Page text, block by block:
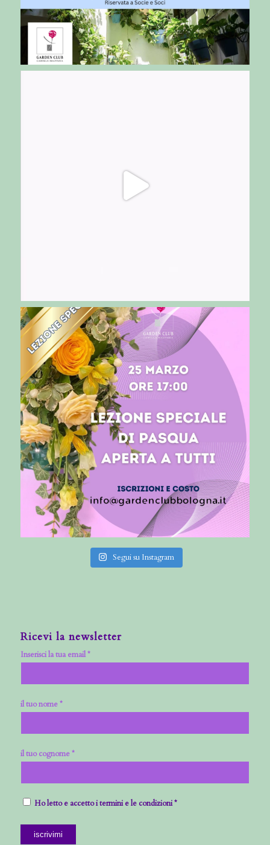
Segui su Instagram
Ricevi la newsletter
Inserisci la tua email *
il tuo nome *
il tuo cognome *
Ho letto e accetto i termini e le condizioni *